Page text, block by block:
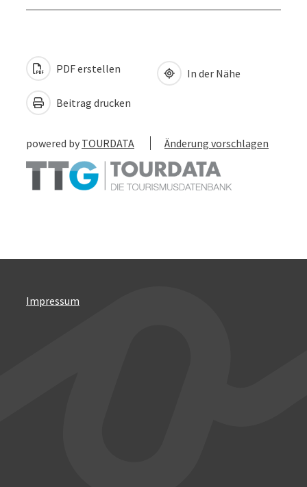
PDF erstellen
Beitrag drucken
In der Nähe
powered by TOURDATA Änderung vorschlagen
Impressum